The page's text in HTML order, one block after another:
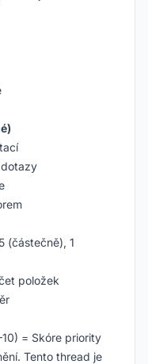
(částečně), 1
položek
= Skóre priority
Tento thread je